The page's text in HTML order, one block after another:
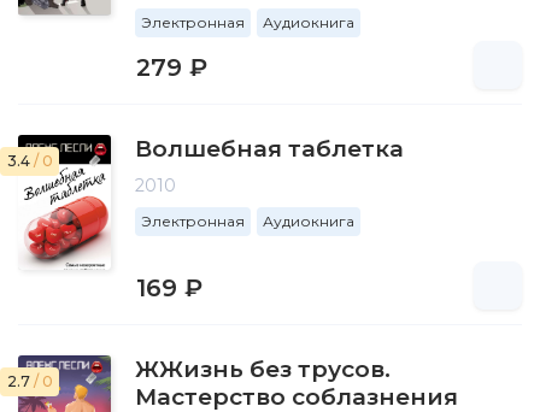
Электронная Аудиокнига
279 ₽
3.4 / 0 Волшебная таблетка
2010
Электронная Аудиокнига
169 ₽
2.7 / 0
ЖЖизнь без трусов.
Мастерство соблазнения